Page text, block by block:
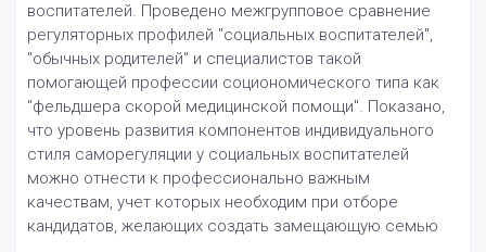
воспитателей. Проведено межгрупповое сравнение
регуляторных профилей "социальных воспитателей",
"обычных родителей" и специалистов такой
помогающей профессии социономического типа как
"фельдшера скорой медицинской помощи". Показано,
что уровень развития компонентов индивидуального
стиля саморегуляции у социальных воспитателей
можно отнести к профессионально важным
качествам, учет которых необходим при отборе
кандидатов, желающих создать замещающую семью